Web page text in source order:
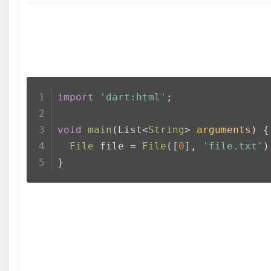
import 'dart:html' ;
void main ( List<String> arguments ) {
File file = File ([ 0], 'file.txt'
}